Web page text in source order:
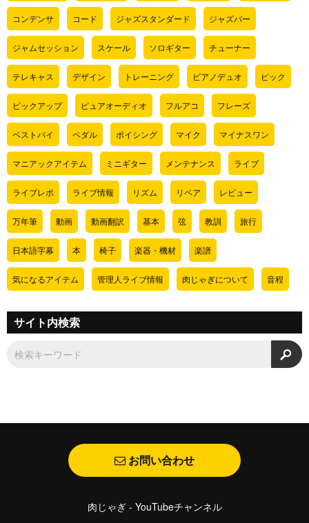
コンデンサ コード ジャズスタンダード ジャズバー
ジャムセッション スケール ソロギター チューナー
テレキャス デザイン トレーニング ピアノデュオ ピック
ピックアップ ピュアオーディオ フルアコ フレーズ
ベストバイ ペダル ボイシング マイク マイナスワン
マニアックアイテム ミニギター メンテナンス ライブ
ライブレポ ライブ情報 リズム リペア レビュー
万年筆 動画 動画翻訳 基本 弦 教訓 旅行
日本語字幕 本 椅子 楽器・機材 楽譜
気になるアイテム 管理人ライブ情報 肉じゃぎについて 音程
サイト内検索
検
お問い合わせ
肉じゃぎ - YouTubeチャンネル